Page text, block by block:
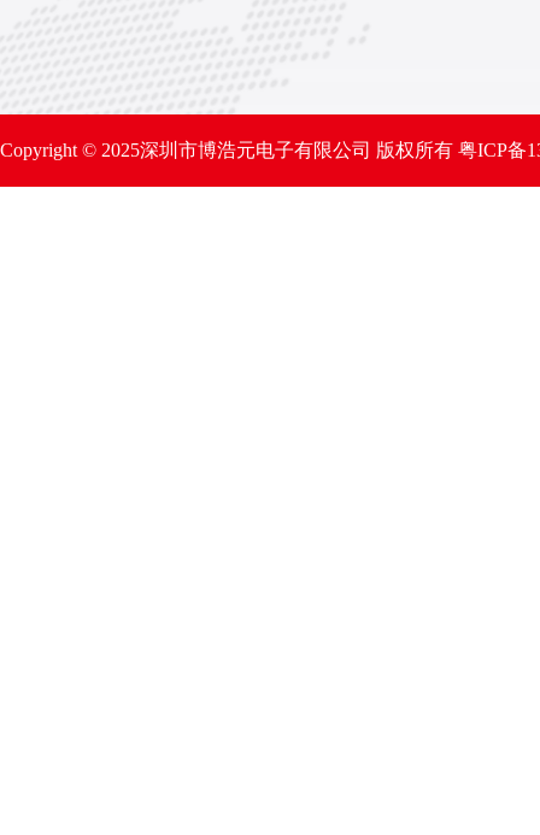
Copyright © 2025深圳市博浩元电子有限公司 版权所有 粤ICP备